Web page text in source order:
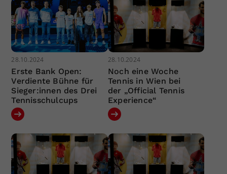
28.10.2024
Erste Bank Open:
Verdiente Bühne für
Sieger:innen des Drei
Tennisschulcups
28.10.2024
Noch eine Woche
Tennis in Wien bei
der „Official Tennis
Experience“